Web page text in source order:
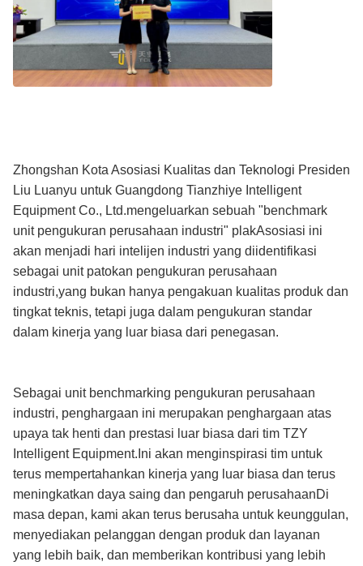
Zhongshan Kota Asosiasi Kualitas dan Teknologi Presiden
Liu Luanyu untuk Guangdong Tianzhiye Intelligent
Equipment Co., Ltd.mengeluarkan sebuah "benchmark
unit pengukuran perusahaan industri" plakAsosiasi ini
akan menjadi hari intelijen industri yang diidentifikasi
sebagai unit patokan pengukuran perusahaan
industri,yang bukan hanya pengakuan kualitas produk dan
tingkat teknis, tetapi juga dalam pengukuran standar
dalam kinerja yang luar biasa dari penegasan.
Sebagai unit benchmarking pengukuran perusahaan
industri, penghargaan ini merupakan penghargaan atas
upaya tak henti dan prestasi luar biasa dari tim TZY
Intelligent Equipment.Ini akan menginspirasi tim untuk
terus mempertahankan kinerja yang luar biasa dan terus
meningkatkan daya saing dan pengaruh perusahaanDi
masa depan, kami akan terus berusaha untuk keunggulan,
menyediakan pelanggan dengan produk dan layanan
yang lebih baik, dan memberikan kontribusi yang lebih